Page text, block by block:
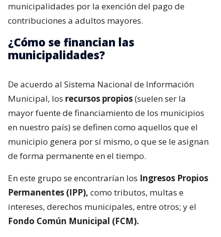
municipalidades por la exención del pago de
contribuciones a adultos mayores.
¿Cómo se financian las
municipalidades?
De acuerdo al Sistema Nacional de Información
Municipal, los recursos propios(suelen ser la
mayor fuente de financiamiento de los municipios
en nuestro país) se definen como aquellos que el
municipio genera por sí mismo, o que se le asignan
de forma permanente en el tiempo.
En este grupo se encontrarían los Ingresos Propios
Permanentes (IPP), como tributos, multas e
intereses, derechos municipales, entre otros; y el
Fondo Común Municipal (FCM).